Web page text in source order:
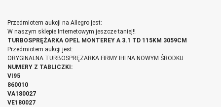
Przedmiotem aukcji na Allegro jest:
W naszym sklepie Internetowym jeszcze taniej!!
TURBOSPRĘŻARKA OPEL MONTEREY A 3.1 TD 115KM 3059CM
Przedmiotem aukcji jest:
ORYGINALNA TURBOSPRĘŻARKA FIRMY IHI NA NOWYM ŚRODKU
NUMERY Z TABLICZKI:
VI95
860010
VA180027
VE180027